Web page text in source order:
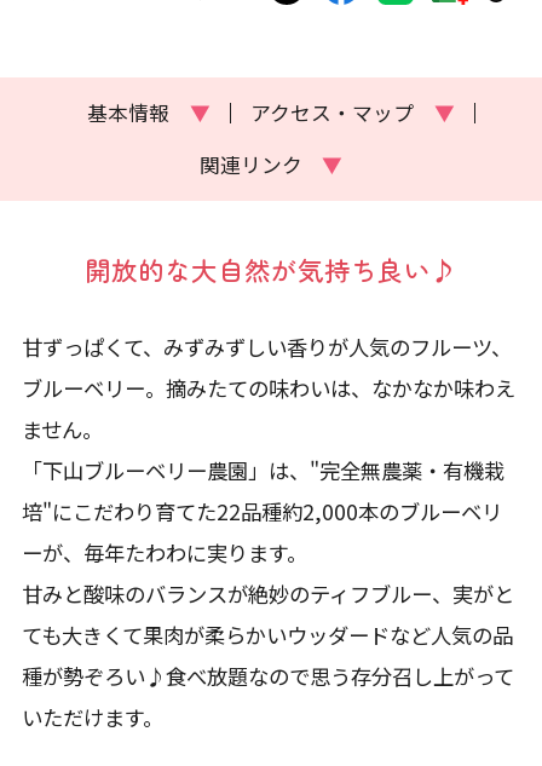
基本情報 ▼ アクセス・マップ
▼
関連リンク
▼
開放的な大自然が気持ち良い♪
甘ずっぱくて、みずみずしい香りが人気のフルーツ、
ブルーベリー。摘みたての味わいは、なかなか味わえ
ません。
「下山ブルーベリー農園」は、"完全無農薬・有機栽
培"にこだわり育てた22品種約2,000本のブルーベリ
ーが、毎年たわわに実ります。
甘みと酸味のバランスが絶妙のティフブルー、実がと
ても大きくて果肉が柔らかいウッダードなど人気の品
種が勢ぞろい♪食べ放題なので思う存分召し上がって
いただけます。